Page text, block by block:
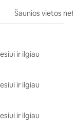
Šaunios vietos
ir ilgiau
ir ilgiau
ir ilgiau